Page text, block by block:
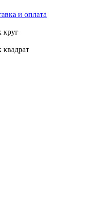
и оплата
круг
квадрат